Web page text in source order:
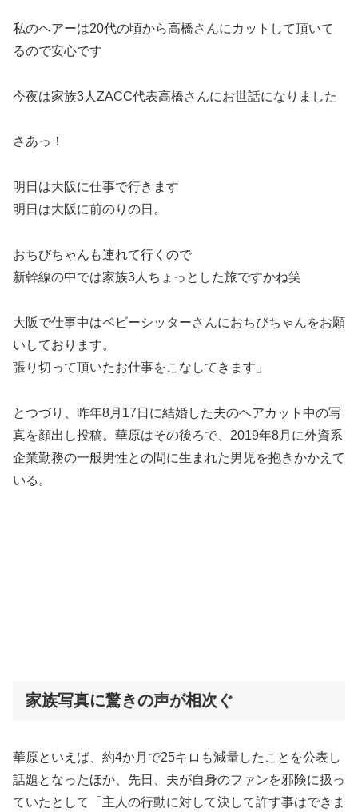
私のヘアーは20代の頃から高橋さんにカットして頂いて
るので安心です
今夜は家族3人ZACC代表高橋さんにお世話になりました
さあっ！
明日は大阪に仕事で行きます
明日は大阪に前のりの日。
おちびちゃんも連れて行くので
新幹線の中では家族3人ちょっとした旅ですかね笑
大阪で仕事中はベビーシッターさんにおちびちゃんをお願
いしております。
張り切って頂いたお仕事をこなしてきます」
とつづり、昨年8月17日に結婚した夫のヘアカット中の写
真を顔出し投稿。華原はその後ろで、2019年8月に外資系
企業勤務の一般男性との間に生まれた男児を抱きかかえて
いる。
家族写真に驚きの声が相次ぐ
華原といえば、約4か月で25キロも減量したことを公表し
話題となったほか、先日、夫が自身のファンを邪険に扱っ
ていたとして「主人の行動に対して決して許す事はできま